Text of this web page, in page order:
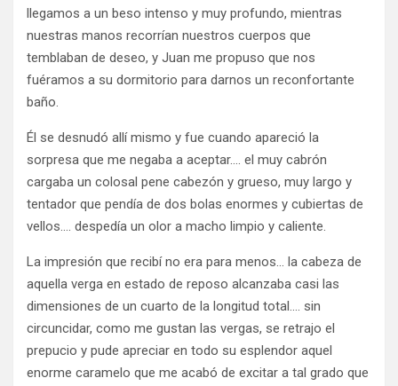
llegamos a un beso intenso y muy profundo, mientras
nuestras manos recorrían nuestros cuerpos que
temblaban de deseo, y Juan me propuso que nos
fuéramos a su dormitorio para darnos un reconfortante
baño.
Él se desnudó allí mismo y fue cuando apareció la
sorpresa que me negaba a aceptar…. el muy cabrón
cargaba un colosal pene cabezón y grueso, muy largo y
tentador que pendía de dos bolas enormes y cubiertas de
vellos…. despedía un olor a macho limpio y caliente.
La impresión que recibí no era para menos… la cabeza de
aquella verga en estado de reposo alcanzaba casi las
dimensiones de un cuarto de la longitud total…. sin
circuncidar, como me gustan las vergas, se retrajo el
prepucio y pude apreciar en todo su esplendor aquel
enorme caramelo que me acabó de excitar a tal grado que